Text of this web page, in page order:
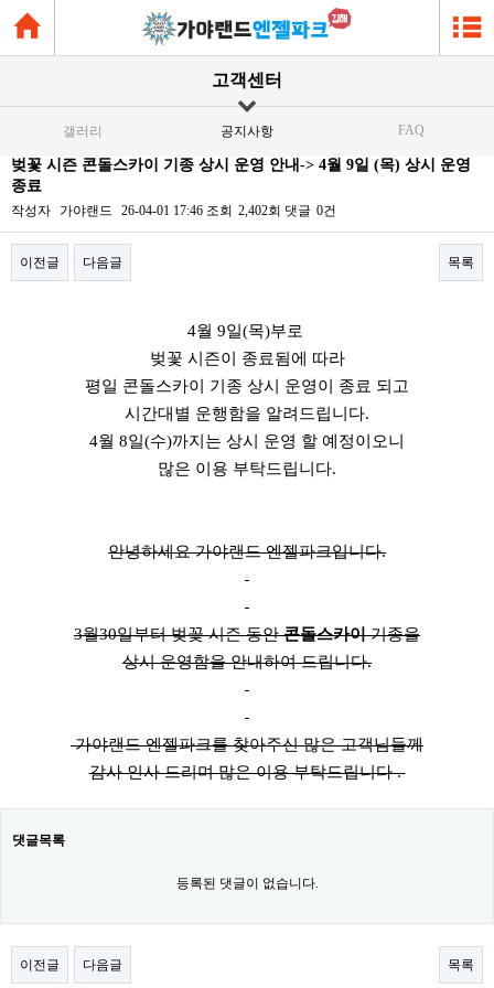
고객센터
갤러리 공지사항 FAQ
벚꽃 시즌 콘돌스카이 기종 상시 운영 안내-> 4월 9일 (목) 상시 운영
종료
작성자 가야랜드 26-04-01 17:46 조회 2,402회 댓글 0건
이전글 다음글 목록
4월 9일(목)부로
벚꽃 시즌이 종료됨에 따라
평일 콘돌스카이 기종 상시 운영이 종료 되고
시간대별 운행함을 알려드립니다.
4월 8일(수)까지는 상시 운영 할 예정이오니
많은 이용 부탁드립니다.
안녕하세요 가야랜드 엔젤파크입니다.
3월30일부터 벚꽃 시즌 동안콘돌스카이기종을
상시 운영함을 안내하여 드립니다.
가야랜드 엔젤파크를 찾아주신 많은 고객님들께
감사 인사 드리며 많은 이용 부탁드립니다 .
댓글목록
등록된 댓글이 없습니다.
이전글 다음글 목록